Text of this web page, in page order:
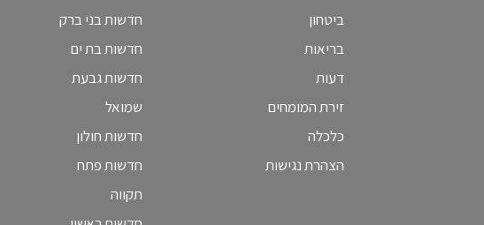
ביטחון
בריאות
דעות
זירת המומחים
כלכלה
הצהרת נגישות
חדשות בני ברק
חדשות בת ים
חדשות גבעת
שמואל
חדשות חולון
חדשות פתח
תקווה